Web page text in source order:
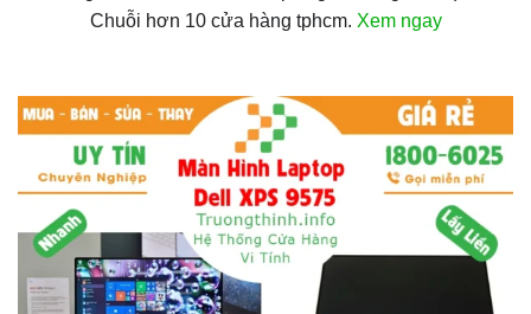
Chuỗi hơn 10 cửa hàng tphcm. Xem ngay